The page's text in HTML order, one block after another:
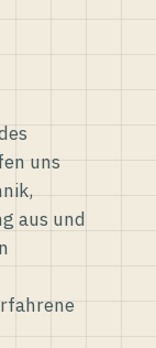
uns
aus und